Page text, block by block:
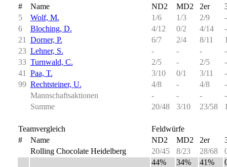
#
Name ND2 MD2 2er
5
Wolf, M. 1/6 1/3 2/9
-
6
Bloching, D. 4/12 0/2 4/14
-
21
Dorner, P. 6/7 2/4 8/11
23 Lehner, S. - - -
-
33 Turnwald, C. 2/5 - 2/5
-
41
Paa, T. 3/10 0/1 3/11
-
99 Rechtsteiner, U. 4/8 - 4/8
-
Mannschaftsaktionen
- - -
-
Summe
20/48 3/10 23/58
Teamvergleich
Feldwürfe
#
Name ND2 MD2 2er
Rolling Chocolate Heidelberg
20/45 8/23 28/68
44%
34% 41%